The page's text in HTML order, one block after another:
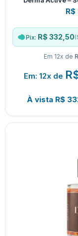
R$
Pix: R$ 332,50
Em 12x de
Em: 12x de
À vista R$